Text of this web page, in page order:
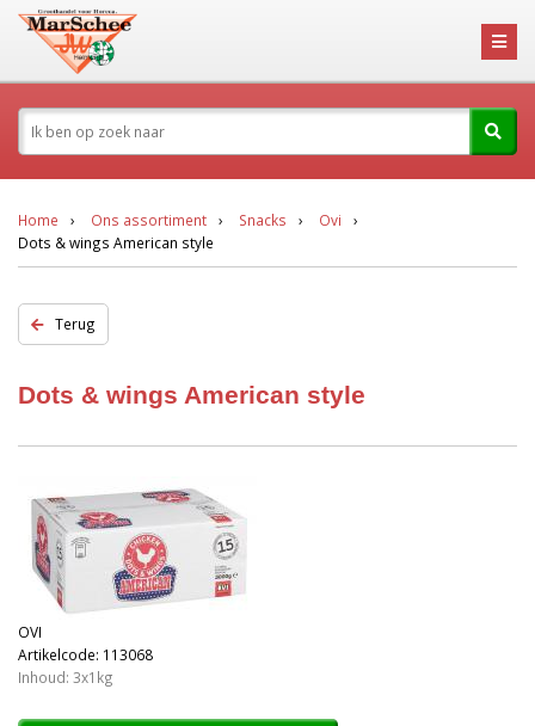
Home Ons assortiment Snacks
Ovi
Dots & wings American style
Terug
Dots & wings American style
OVI
Artikelcode: 113068
Inhoud: 3x1kg